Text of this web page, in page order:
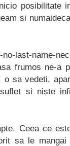
posibilitate
si
last-name-
frumos ne-a
o sa vedeti,
si niste
Ceea ce
sa le